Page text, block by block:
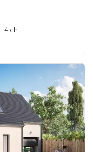
| 4 ch.